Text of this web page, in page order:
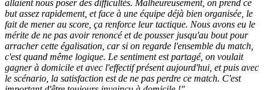
allaient nous poser des difficultés. Malheureusement, on prend ce
but assez rapidement, et face à une équipe déjà bien organisée, le
fait de mener au score, ça renforce leur tactique. Nous avons eu le
mérite de ne pas avoir renoncé et de pousser jusqu'au bout pour
arracher cette égalisation, car si on regarde l'ensemble du match,
c'est quand même logique. Le sentiment est partagé, on voulait
gagner à domicile et avec l'effectif présent aujourd'hui, et puis avec
le scénario, la satisfaction est de ne pas perdre ce match. C'est